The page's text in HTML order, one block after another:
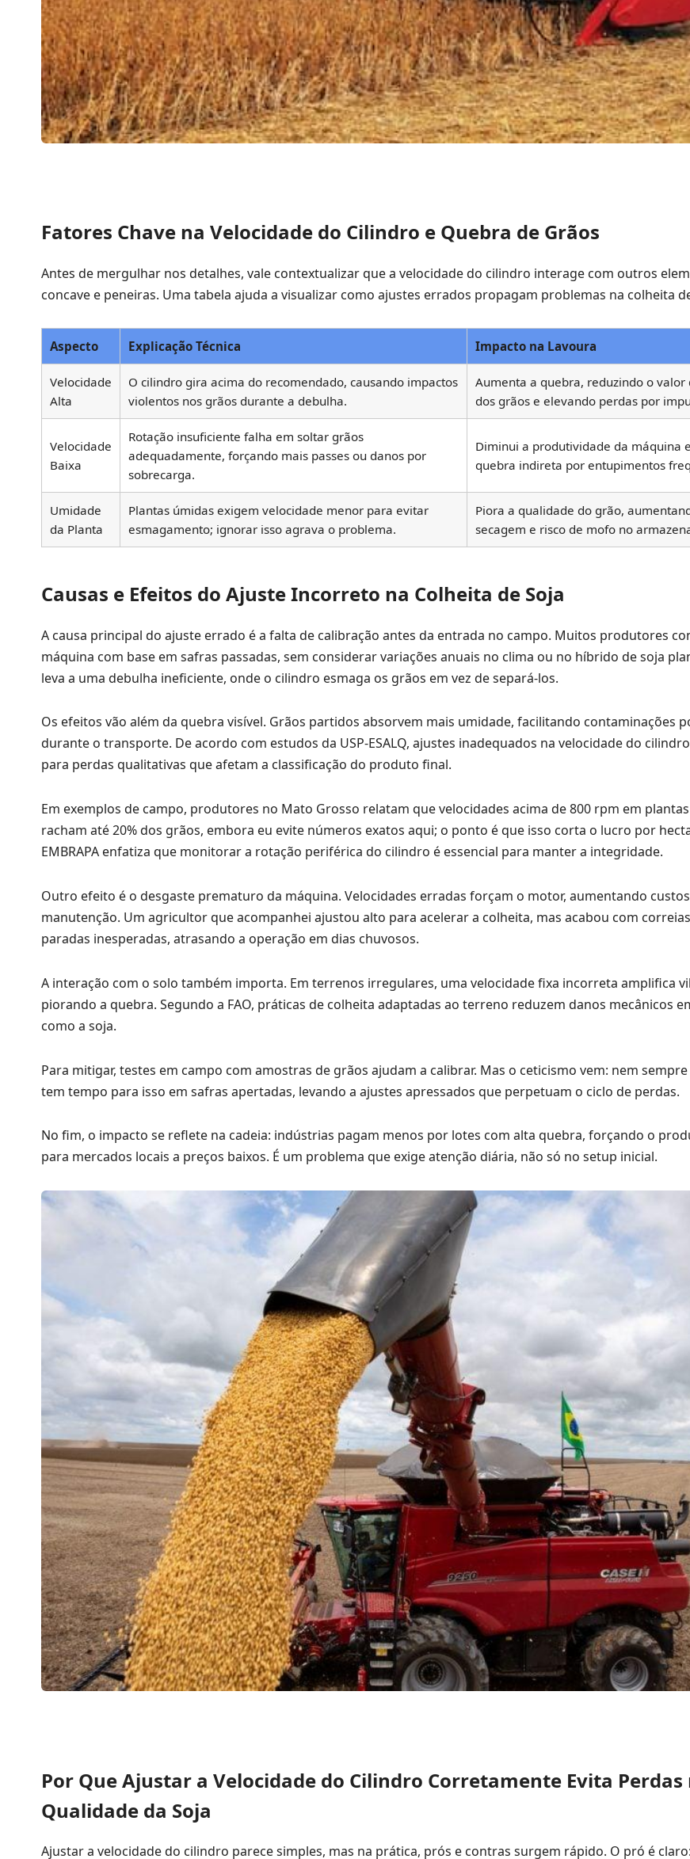
Fatores Chave na Velocidade do Cilindro e Quebra de Grãos
Antes de mergulhar nos detalhes, vale contextualizar que a velocidade do cilindro interage com outros
concave e peneiras. Uma tabela ajuda a visualizar como ajustes errados propagam problemas na colheita
Aspecto Explicação Técnica Impacto na Lavoura
Velocidade
Alta
O cilindro gira acima do recomendado, causando impactos
violentos nos grãos durante a debulha.
Aumenta a quebra, reduzindo o valor
dos grãos e elevando perdas por
Velocidade
Baixa
Rotação insuficiente falha em soltar grãos
adequadamente, forçando mais passes ou danos por
sobrecarga.
Diminui a produtividade da máquina
quebra indireta por entupimentos
Umidade
da Planta
Plantas úmidas exigem velocidade menor para evitar
esmagamento; ignorar isso agrava o problema.
Piora a qualidade do grão,
secagem e risco de mofo no
Causas e Efeitos do Ajuste Incorreto na Colheita de Soja
A causa principal do ajuste errado é a falta de calibração antes da entrada no campo. Muitos produtores
máquina com base em safras passadas, sem considerar variações anuais no clima ou no híbrido de soja
leva a uma debulha ineficiente, onde o cilindro esmaga os grãos em vez de separá-los.
Os efeitos vão além da quebra visível. Grãos partidos absorvem mais umidade, facilitando contaminações
durante o transporte. De acordo com estudos da USP-ESALQ, ajustes inadequados na velocidade do
para perdas qualitativas que afetam a classificação do produto final.
Em exemplos de campo, produtores no Mato Grosso relatam que velocidades acima de 800 rpm em
racham até 20% dos grãos, embora eu evite números exatos aqui; o ponto é que isso corta o lucro por
EMBRAPA enfatiza que monitorar a rotação periférica do cilindro é essencial para manter a integridade.
Outro efeito é o desgaste prematuro da máquina. Velocidades erradas forçam o motor, aumentando
manutenção. Um agricultor que acompanhei ajustou alto para acelerar a colheita, mas acabou com
paradas inesperadas, atrasando a operação em dias chuvosos.
A interação com o solo também importa. Em terrenos irregulares, uma velocidade fixa incorreta amplifica
piorando a quebra. Segundo a FAO, práticas de colheita adaptadas ao terreno reduzem danos mecânicos
como a soja.
Para mitigar, testes em campo com amostras de grãos ajudam a calibrar. Mas o ceticismo vem: nem
tem tempo para isso em safras apertadas, levando a ajustes apressados que perpetuam o ciclo de perdas.
No fim, o impacto se reflete na cadeia: indústrias pagam menos por lotes com alta quebra, forçando o
para mercados locais a preços baixos. É um problema que exige atenção diária, não só no setup inicial.
Por Que Ajustar a Velocidade do Cilindro Corretamente Evita Perdas
Qualidade da Soja
Ajustar a velocidade do cilindro parece simples, mas na prática, prós e contras surgem rápido. O pró é